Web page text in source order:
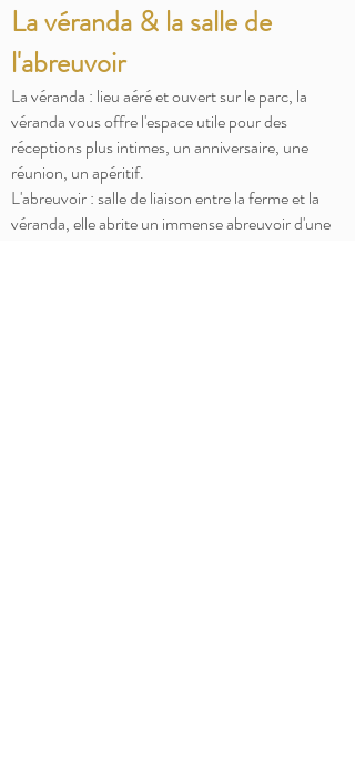
La véranda & la salle de
l'abreuvoir
La véranda : lieu aéré et ouvert sur le parc, la
véranda vous offre l'espace utile pour des
réceptions plus intimes, un anniversaire, une
réunion, un apéritif.
L'abreuvoir : salle de liaison entre la ferme et la
véranda, elle abrite un immense abreuvoir d'une